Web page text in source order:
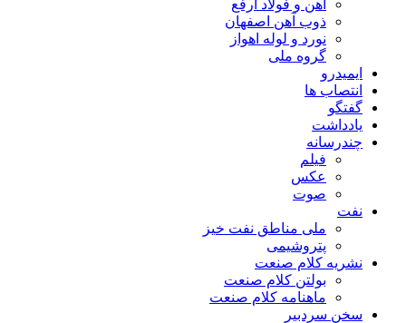
آهن و فولاد ارفع
ذوب آهن اصفهان
نورد و لوله اهواز
گروه ملی
ایمیدرو
انتصاب ها
گفتگو
یادداشت
چندرسانه
فیلم
عکس
صوت
نفت
ملی مناطق نفت خیز
پتروشیمی
نشریه کلام صنعت
بولتن کلام صنعت
ماهنامه کلام صنعت
سخن سردبیر